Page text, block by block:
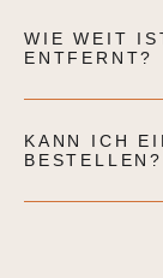
WIE WEIT
ENTFERNT?
KANN ICH
BESTELLEN?